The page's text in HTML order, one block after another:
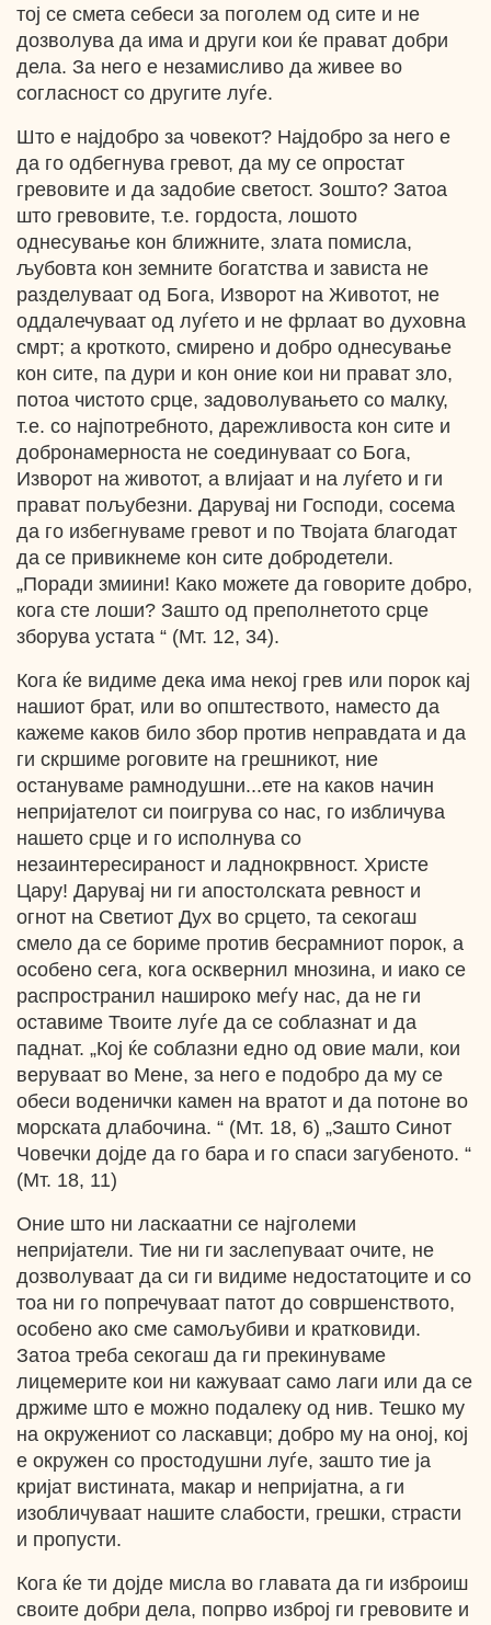
тој се смета себеси за поголем од сите и не
дозволува да има и други кои ќе прават добри
дела. За него е незамисливо да живее во
согласност со другите луѓе.
Што е најдобро за човекот? Најдобро за него е
да го одбегнува гревот, да му се опростат
гревовите и да задобие светост. Зошто? Затоа
што гревовите, т.е. гордоста, лошото
однесување кон ближните, злата помисла,
љубовта кон земните богатства и зависта не
разделуваат од Бога, Изворот на Животот, не
оддалечуваат од луѓето и не фрлаат во духовна
смрт; а кроткото, смирено и добро однесување
кон сите, па дури и кон оние кои ни прават зло,
потоа чистото срце, задоволувањето со малку,
т.е. со најпотребното, дарежливоста кон сите и
добронамерноста не соединуваат со Бога,
Изворот на животот, а влијаат и на луѓето и ги
прават пољубезни. Дарувај ни Господи, сосема
да го избегнуваме гревот и по Твојата благодат
да се привикнеме кон сите добродетели.
„Поради змиини! Како можете да говорите добро,
кога сте лоши? Зашто од преполнетото срце
зборува устата “ (Мт. 12, 34).
Кога ќе видиме дека има некој грев или порок кај
нашиот брат, или во општеството, наместо да
кажеме каков било збор против неправдата и да
ги скршиме роговите на грешникот, ние
остануваме рамнодушни...ете на каков начин
непријателот си поигрува со нас, го избличува
нашето срце и го исполнува со
незаинтересираност и ладнокрвност. Христе
Цару! Дарувај ни ги апостолската ревност и
огнот на Светиот Дух во срцето, та секогаш
смело да се бориме против бесрамниот порок, а
особено сега, кога осквернил мнозина, и иако се
распространил нашироко меѓу нас, да не ги
оставиме Твоите луѓе да се соблазнат и да
паднат. „Кој ќе соблазни едно од овие мали, кои
веруваат во Мене, за него е подобро да му се
обеси воденички камен на вратот и да потоне во
морската длабочина. “ (Мт. 18, 6) „Зашто Синот
Човечки дојде да го бара и го спаси загубеното. “
(Мт. 18, 11)
Оние што ни ласкаатни се најголеми
непријатели. Тие ни ги заслепуваат очите, не
дозволуваат да си ги видиме недостатоците и со
тоа ни го попречуваат патот до совршенството,
особено ако сме самољубиви и кратковиди.
Затоа треба секогаш да ги прекинуваме
лицемерите кои ни кажуваат само лаги или да се
држиме што е можно подалеку од нив. Тешко му
на окружениот со ласкавци; добро му на оној, кој
е окружен со простодушни луѓе, зашто тие ја
кријат вистината, макар и непријатна, а ги
изобличуваат нашите слабости, грешки, страсти
и пропусти.
Кога ќе ти дојде мисла во главата да ги изброиш
своите добри дела, попрво изброј ги гревовите и